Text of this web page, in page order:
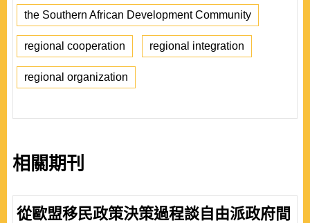
the Southern African Development Community
regional cooperation regional integration
regional organization
相關期刊
從歐盟移民政策決策過程談自由派政府間